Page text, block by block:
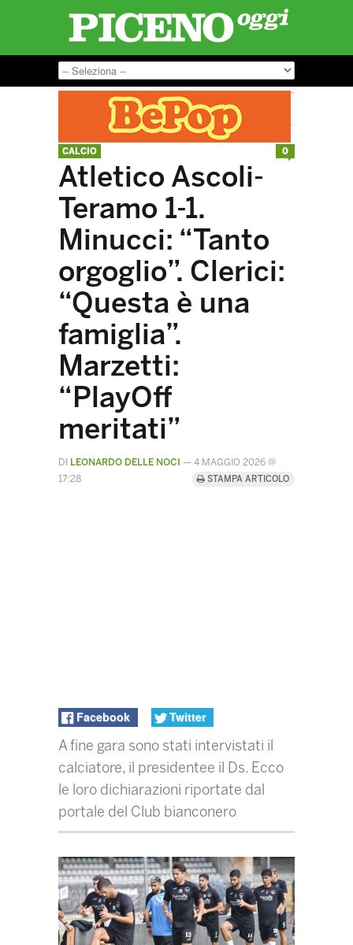
CALCIO
Atletico Ascoli-
Teramo 1-1.
Minucci: “Tanto
orgoglio”. Clerici:
“Questa è una
famiglia”.
Marzetti:
“PlayOff
meritati”
DI LEONARDO DELLE NOCI — 4 MAGGIO 2026 @
17:28
STAMPA ARTICOLO
Facebook Twitter
A fine gara sono stati intervistati il
calciatore, il presidentee il Ds. Ecco
le loro dichiarazioni riportate dal
portale del Club bianconero
0